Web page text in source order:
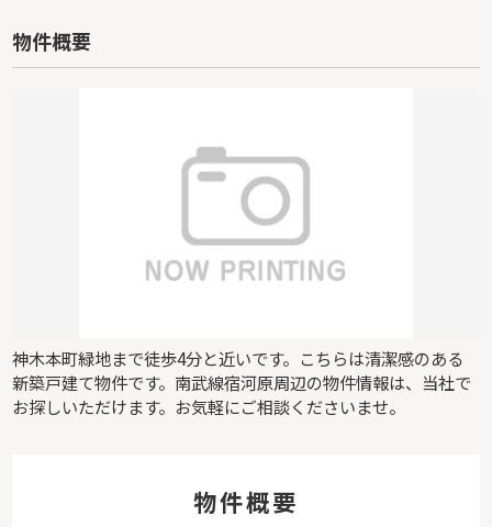
物件概要
神木本町緑地まで徒歩4分と近いです。こちらは清潔感のある
新築戸建て物件です。南武線宿河原周辺の物件情報は、当社で
お探しいただけます。お気軽にご相談くださいませ。
物件概要